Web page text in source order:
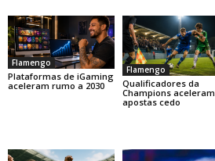
Flamengo
Plataformas de iGaming
aceleram rumo a 2030
Flamengo
Qualificadores da
Champions aceleram
apostas cedo